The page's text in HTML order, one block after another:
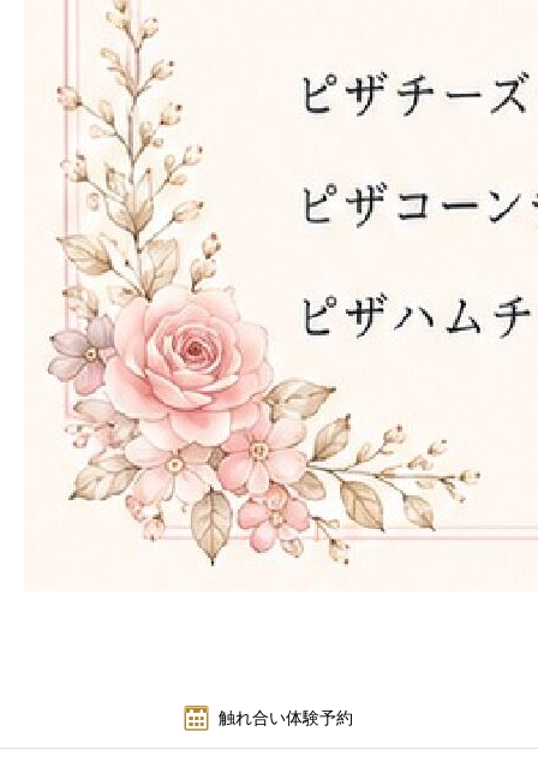
触れ合い体験予約